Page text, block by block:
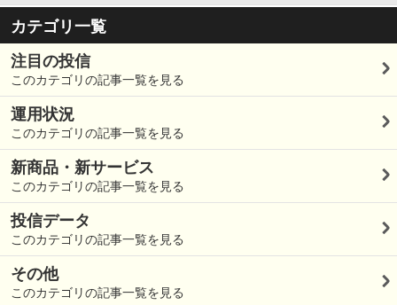
カテゴリ一覧
注目の投信
このカテゴリの記事一覧を見る
運用状況
このカテゴリの記事一覧を見る
新商品・新サービス
このカテゴリの記事一覧を見る
投信データ
このカテゴリの記事一覧を見る
その他
このカテゴリの記事一覧を見る